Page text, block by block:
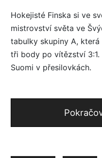
Hokejisté Finska si ve
mistrovství světa ve
tabulky skupiny A, která
tři body po vítězství
Suomi v přesilovkách.